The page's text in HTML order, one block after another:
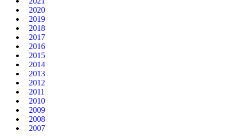
2020
2019
2018
2017
2016
2015
2014
2013
2012
2011
2010
2009
2008
2007